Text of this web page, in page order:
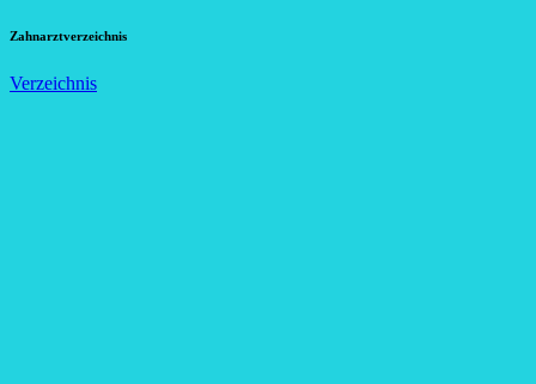
Zahnarztverzeichnis
Verzeichnis